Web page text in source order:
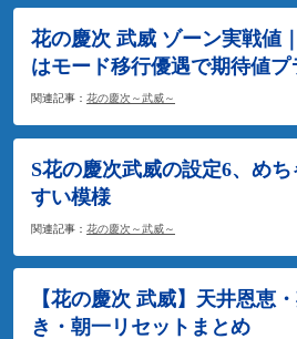
花の慶次 武威 ゾーン実戦値
はモード移行優遇で期待値プ
関連記事： 花の慶次～武威～
S花の慶次武威の設定6、め
すい模様
関連記事： 花の慶次～武威～
【花の慶次 武威】天井恩恵
き・朝一リセットまとめ